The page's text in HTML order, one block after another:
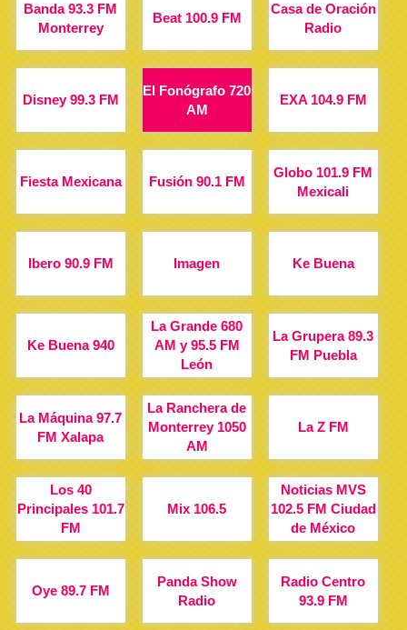
Banda 93.3 FM
Monterrey
Beat 100.9 FM
Casa de Oración
Radio
Disney 99.3 FM
El Fonógrafo 720
AM
EXA 104.9 FM
Fiesta Mexicana Fusión 90.1 FM
Globo 101.9 FM
Mexicali
Ibero 90.9 FM Imagen Ke Buena
Ke Buena 940
La Grande 680
AM y 95.5 FM
León
La Grupera 89.3
FM Puebla
La Máquina 97.7
FM Xalapa
La Ranchera de
Monterrey 1050
AM
La Z FM
Los 40
Principales 101.7
FM
Mix 106.5
Noticias MVS
102.5 FM Ciudad
de México
Oye 89.7 FM
Panda Show
Radio
Radio Centro
93.9 FM